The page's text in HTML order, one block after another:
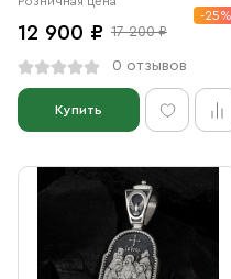
12 900 ₽ 17 200 ₽
-25%
0 отзывов
Купить